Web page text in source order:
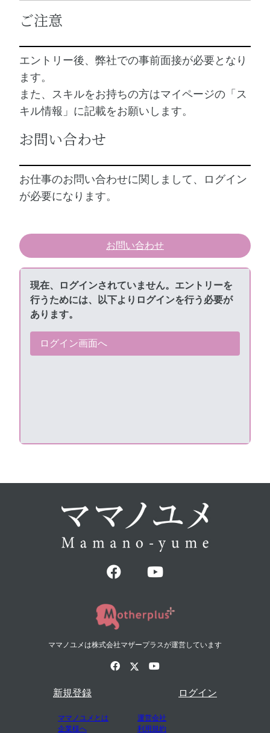
ご注意
エントリー後、弊社での事前面接が必要となり
ます。
また、スキルをお持ちの方はマイページの「ス
キル情報」に記載をお願いします。
お問い合わせ
お仕事のお問い合わせに関しまして、ログイン
が必要になります。
お問い合わせ
連絡事項や備考がありましたら、ご自由にご記入くだ
さい。
現在、ログインされていません。エントリーを
行うためには、以下よりログインを行う必要が
あります。
ログイン画面へ
ママノユメは株式会社マザープラスが運営しています
新規登録 ログイン
ママノユメとは
企業様へ
運営会社
利用規約